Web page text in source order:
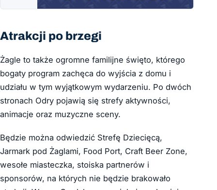
Atrakcji po brzegi
Żagle to także ogromne familijne święto, którego
bogaty program zachęca do wyjścia z domu i
udziału w tym wyjątkowym wydarzeniu. Po dwóch
stronach Odry pojawią się strefy aktywności,
animacje oraz muzyczne sceny.
Będzie można odwiedzić Strefę Dziecięcą,
Jarmark pod Żaglami, Food Port, Craft Beer Zone,
wesołe miasteczka, stoiska partnerów i
sponsorów, na których nie będzie brakowało